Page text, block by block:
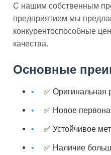
С нашим собственным
предприятием мы
конкурентоспособные
качества.
Основные
✅ Оригинальная
✅ Новое
✅ Устойчивое
✅ Наличие